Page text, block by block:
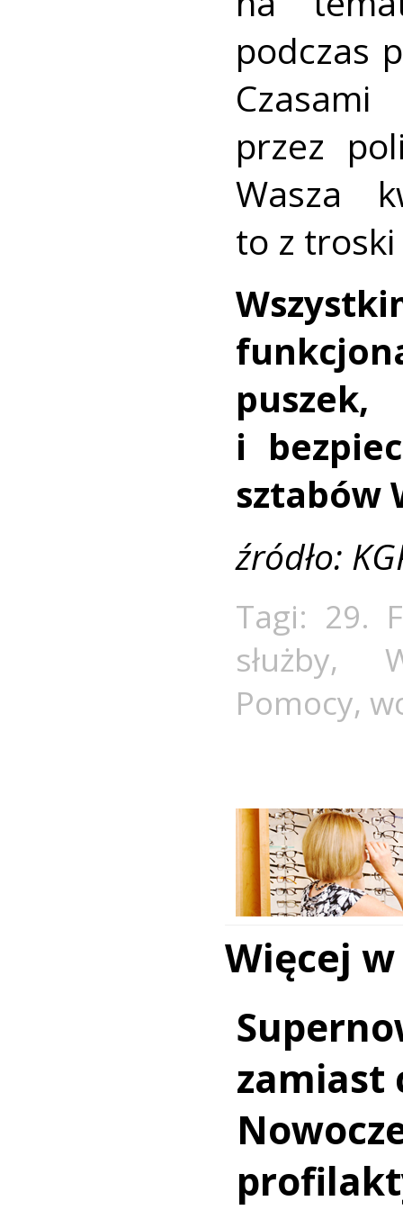
podczas
przez
Wasza
to z
puszek,
i
sztabów
źródło:
Tagi: 29.
służby,
Pomocy,
Więcej
zamiast